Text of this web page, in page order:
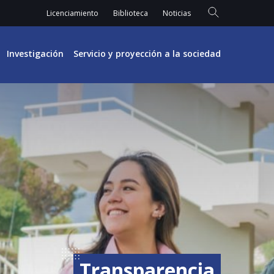
Licenciamiento Biblioteca Noticias
Investigación Servicio y proyección a la sociedad